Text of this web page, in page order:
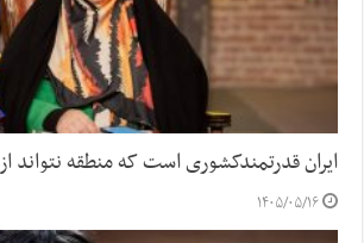
ایران قدرتمندکشوری است که منطقه نتواند
۱۴۰۵/۰۵/۱۶